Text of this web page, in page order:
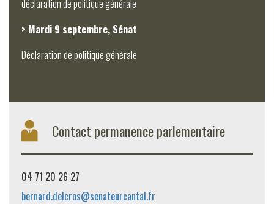
déclaration de politique générale
> Mardi 9 septembre, Sénat
Déclaration de politique générale
Contact permanence parlementaire
04 71 20 26 27
bernard.delcros@senateurcantal.fr